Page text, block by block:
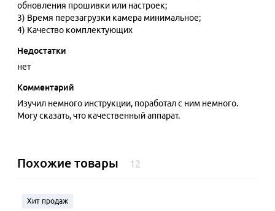
обновления прошивки или настроек;
3) Время перезагрузки камера минимальное;
4) Качество комплектующих
Недостатки
нет
Комментарий
Изучил немного инструкции, поработал с ним немного.
Могу сказать, что качественный аппарат.
Похожие товары 12
Хит продаж